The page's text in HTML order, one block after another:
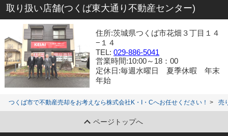
取り扱い店舗(つくば東大通り不動産センター)
住所:茨城県つくば市花畑３丁目１４
−１４
TEL:029-886-5041
営業時間:10:00～18：00
定休日:毎週水曜日 夏季休暇 年末
年始
つくば市で不動産売却をお考えなら株式会社K・I・Cへお任せください！ 売
ページトップへ